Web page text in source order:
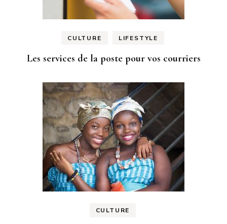
CULTURE LIFESTYLE
Les services de la poste pour vos courriers
CULTURE